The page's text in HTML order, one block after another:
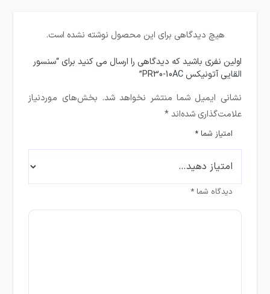
هیچ دیدگاهی برای این محصول نوشته نشده است.
اولین نفری باشید که دیدگاهی را ارسال می کنید برای “سنسور
القایی آتونیکس PR30-10AC”
نشانی ایمیل شما منتشر نخواهد شد. بخش‌های موردنیاز
علامت‌گذاری شده‌اند*
امتیاز شما*
دیدگاه شما*